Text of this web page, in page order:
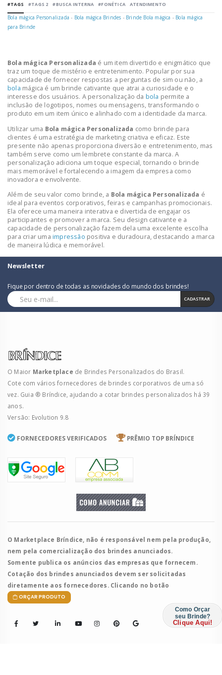
#TAGS #TAGS 2 #BUSCA INTERNA #FONÉTICA ATENDIMENTO
Bola mágica Personalizada - Bola mágica Brindes - Brinde Bola mágica - Bola mágica
para Brinde
Bola mágica Personalizada é um item divertido e enigmático que
traz um toque de mistério e entretenimento. Popular por sua
capacidade de fornecer respostas a perguntas de sim ou não, a
bola mágica é um brinde cativante que atrai a curiosidade e o
interesse dos usuários. A personalização da bola permite a
inclusão de logotipos, nomes ou mensagens, transformando o
produto em um item único e alinhado com a identidade da marca.
Utilizar uma Bola mágica Personalizada como brinde para
clientes é uma estratégia de marketing criativa e eficaz. Este
presente não apenas proporciona diversão e entretenimento, mas
também serve como um lembrete constante da marca. A
personalização adiciona um toque especial, tornando o brinde
mais memorável e fortalecendo a imagem da empresa como
inovadora e envolvente.
Além de seu valor como brinde, a Bola mágica Personalizada é
ideal para eventos corporativos, feiras e campanhas promocionais.
Ela oferece uma maneira interativa e divertida de engajar os
participantes e promover a marca. Seu design cativante e a
capacidade de personalização fazem dela uma excelente escolha
para criar uma impressão positiva e duradoura, destacando a marca
de maneira lúdica e memorável.
Newsletter
Fique por dentro de todas as novidades do mundo dos brindes!
CADASTRAR
O Maior Marketplace de Brindes Personalizados do Brasil.
Cote com vários fornecedores de brindes corporativos de uma só
vez. Guia ® Bríndice, ajudando a cotar brindes personalizados há 39
anos.
Versão: Evolution 9.8
FORNECEDORES VERIFICADOS PRÊMIO TOP BRÍNDICE
O Marketplace Bríndice, não é responsável nem pela produção,
nem pela comercialização dos brindes anunciados.
Somente publica os anúncios das empresas que fornecem.
Cotação dos brindes anunciados devem ser solicitadas
diretamente aos fornecedores. Clicando no botão
ORÇAR PRODUTO
Como Orçar
seu Brinde?
Clique Aqui!